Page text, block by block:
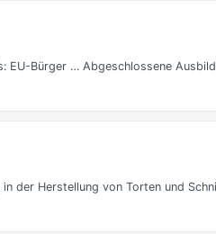
Bürger … Abgeschlossene
der Herstellung von Torten und